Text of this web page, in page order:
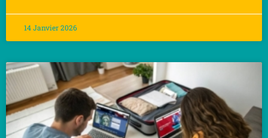
14 Janvier 2026